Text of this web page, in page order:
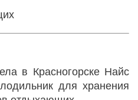
в Красногорске Найс
для хранения